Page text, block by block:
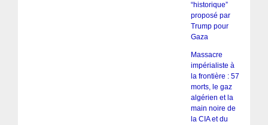
“historique”
proposé par
Trump pour
Gaza
Massacre
impérialiste à
la frontière : 57
morts, le gaz
algérien et la
main noire de
la CIA et du